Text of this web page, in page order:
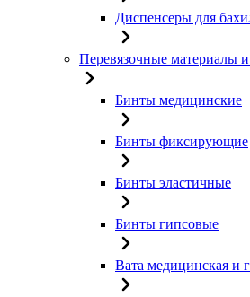
Диспенсеры для
Перевязочные материалы и
Бинты медицинские
Бинты фиксирующие
Бинты эластичные
Бинты гипсовые
Вата медицинская и